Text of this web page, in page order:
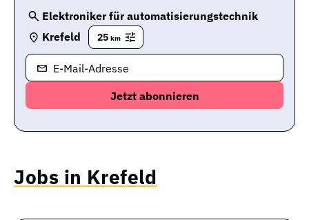
Elektroniker für automatisierungstechnik
Krefeld
25 km
E-Mail-Adresse
Jobs in Krefeld